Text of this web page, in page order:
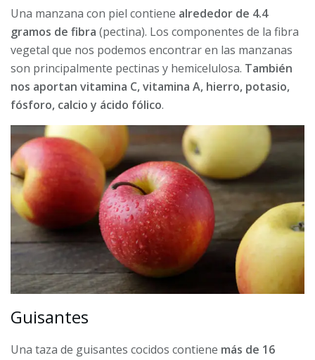
Una manzana con piel contiene alrededor de 4.4
gramos de fibra (pectina). Los componentes de la fibra
vegetal que nos podemos encontrar en las manzanas
son principalmente pectinas y hemicelulosa. También
nos aportan vitamina C, vitamina A, hierro, potasio,
fósforo, calcio y ácido fólico.
Guisantes
Una taza de guisantes cocidos contiene más de 16